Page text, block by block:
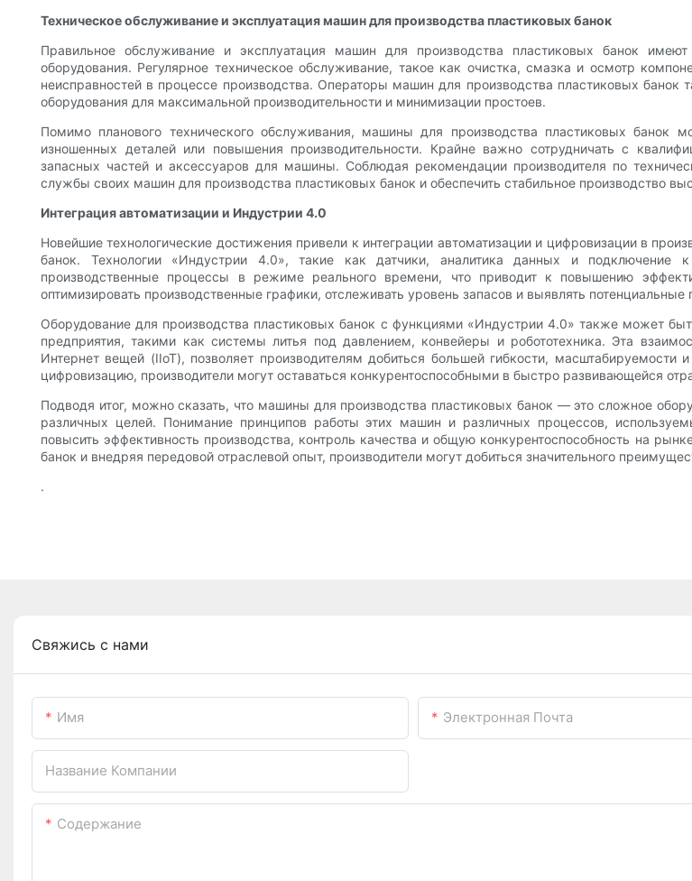
Техническое обслуживание и эксплуатация машин для производства пластиковых банок
Правильное обслуживание и эксплуатация машин для производства пластиковых банок
оборудования. Регулярное техническое обслуживание, такое как очистка, смазка и осмотр
неисправностей в процессе производства. Операторы машин для производства пластиковых
оборудования для максимальной производительности и минимизации простоев.
Помимо планового технического обслуживания, машины для производства пластиковых банок
изношенных деталей или повышения производительности. Крайне важно сотрудничать с
запасных частей и аксессуаров для машины. Соблюдая рекомендации производителя по
службы своих машин для производства пластиковых банок и обеспечить стабильное производство
Интеграция автоматизации и Индустрии 4.0
Новейшие технологические достижения привели к интеграции автоматизации и цифровизации в
банок. Технологии «Индустрии 4.0», такие как датчики, аналитика данных и подключение к
производственные процессы в режиме реального времени, что приводит к повышению
оптимизировать производственные графики, отслеживать уровень запасов и выявлять
Оборудование для производства пластиковых банок с функциями «Индустрии 4.0» также может
предприятия, такими как системы литья под давлением, конвейеры и робототехника. Эта
Интернет вещей (IIoT), позволяет производителям добиться большей гибкости,
цифровизацию, производители могут оставаться конкурентоспособными в быстро развивающейся
Подводя итог, можно сказать, что машины для производства пластиковых банок — это сложное
различных целей. Понимание принципов работы этих машин и различных процессов,
повысить эффективность производства, контроль качества и общую конкурентоспособность на
банок и внедряя передовой отраслевой опыт, производители могут добиться значительного
.
Свяжись с нами
Имя Электронная Почта
Название Компании
Содержание